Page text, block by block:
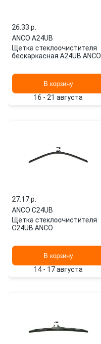
26.33 p.
ANCO·A24UB
Щетка стеклоочистителя
бескаркасная A24UB ANCO
В корзину
16 - 21 августа
27.17 p.
ANCO·C24UB
Щетка стеклоочистителя
C24UB ANCO
В корзину
14 - 17 августа